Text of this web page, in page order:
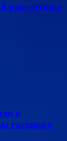
рок-группы
в
гостевого